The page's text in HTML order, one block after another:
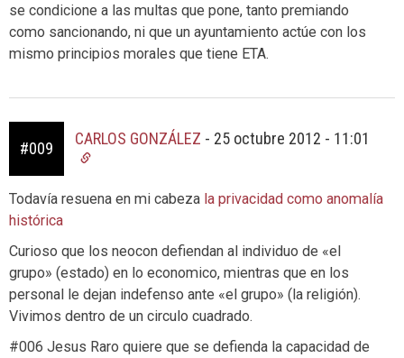
se condicione a las multas que pone, tanto premiando
como sancionando, ni que un ayuntamiento actúe con los
mismo principios morales que tiene ETA.
#009
CARLOS GONZÁLEZ - 25 octubre 2012 - 11:01
Todavía resuena en mi cabeza la privacidad como anomalía
histórica
Curioso que los neocon defiendan al individuo de «el
grupo» (estado) en lo economico, mientras que en los
personal le dejan indefenso ante «el grupo» (la religión).
Vivimos dentro de un circulo cuadrado.
#006 Jesus Raro quiere que se defienda la capacidad de